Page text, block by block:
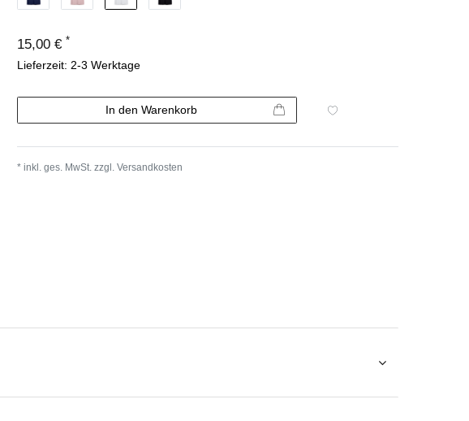
15,00 € *
Lieferzeit: 2-3 Werktage
In den Warenkorb
* inkl. ges. MwSt. zzgl. Versandkosten